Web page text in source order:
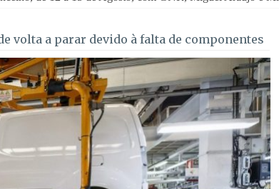
volta a parar devido à falta de componentes